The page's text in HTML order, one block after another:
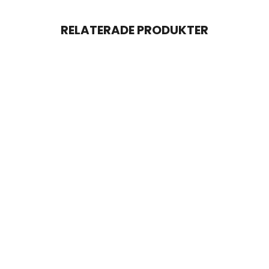
RELATERADE PRODUKTER